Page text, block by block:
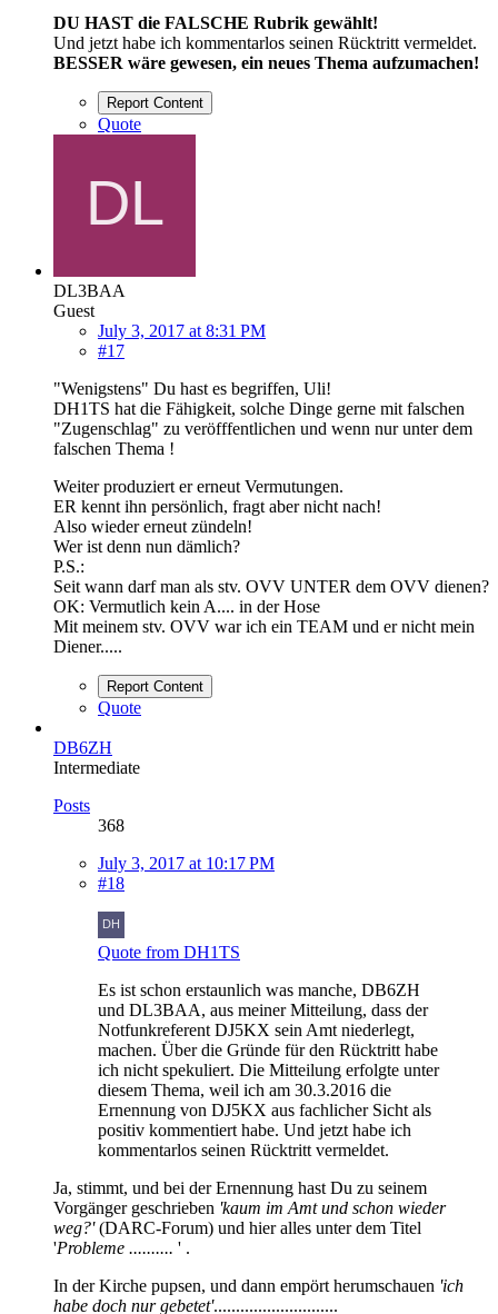
DU HAST die FALSCHE Rubrik gewählt!
Und jetzt habe ich kommentarlos seinen Rücktritt vermeldet.
BESSER wäre gewesen, ein neues Thema aufzumachen!
Report Content
Quote
DL3BAA
Guest
July 3, 2017 at 8:31 PM
#17
"Wenigstens" Du hast es begriffen, Uli!
DH1TS hat die Fähigkeit, solche Dinge gerne mit falschen
"Zugenschlag" zu veröfffentlichen und wenn nur unter dem
falschen Thema !
Weiter produziert er erneut Vermutungen.
ER kennt ihn persönlich, fragt aber nicht nach!
Also wieder erneut zündeln!
Wer ist denn nun dämlich?
P.S.:
Seit wann darf man als stv. OVV UNTER dem OVV dienen?
OK: Vermutlich kein A.... in der Hose
Mit meinem stv. OVV war ich ein TEAM und er nicht mein
Diener.....
Report Content
Quote
DB6ZH
Intermediate
Posts
368
July 3, 2017 at 10:17 PM
#18
Quote from DH1TS
Es ist schon erstaunlich was manche, DB6ZH
und DL3BAA, aus meiner Mitteilung, dass der
Notfunkreferent DJ5KX sein Amt niederlegt,
machen. Über die Gründe für den Rücktritt habe
ich nicht spekuliert. Die Mitteilung erfolgte unter
diesem Thema, weil ich am 30.3.2016 die
Ernennung von DJ5KX aus fachlicher Sicht als
positiv kommentiert habe. Und jetzt habe ich
kommentarlos seinen Rücktritt vermeldet.
Ja, stimmt, und bei der Ernennung hast Du zu seinem
Vorgänger geschrieben 'kaum im Amt und schon wieder
weg?'(DARC-Forum) und hier alles unter dem Titel
'Probleme .......... ' .
In der Kirche pupsen, und dann empört herumschauen 'ich
habe doch nur gebetet'............................